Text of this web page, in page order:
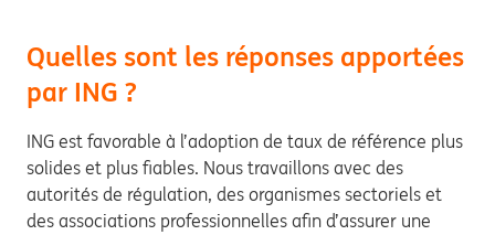
Quelles sont les réponses apportées
par ING ?
ING est favorable à l’adoption de taux de référence plus
solides et plus fiables. Nous travaillons avec des
autorités de régulation, des organismes sectoriels et
des associations professionnelles afin d’assurer une